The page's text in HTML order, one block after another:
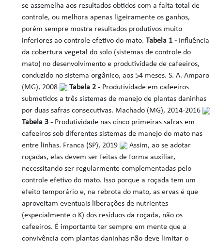
se assemelha aos resultados obtidos com a falta total de
controle, ou melhora apenas ligeiramente os ganhos,
porém sempre mostra resultados produtivos muito
inferiores ao controle efetivo do mato.Tabela 1 - Influência
da cobertura vegetal do solo (sistemas de controle do
mato) no desenvolvimento e produtividade de cafeeiros,
conduzido no sistema orgânico, aos 54 meses. S. A. Amparo
(MG), 2008
Tabela 2 - Produtividade em cafeeiros
submetidos a três sistemas de manejo de plantas daninhas
por duas safras consecutivas. Machado (MG), 2014-2016
Tabela 3 - Produtividade nas cinco primeiras safras em
cafeeiros sob diferentes sistemas de manejo do mato nas
entre linhas. Franca (SP), 2019
Assim, ao se adotar
roçadas, elas devem ser feitas de forma auxiliar,
necessitando ser regularmente complementadas pelo
controle efetivo do mato. Isso porque a roçada tem um
efeito temporário e, na rebrota do mato, as ervas é que
aproveitam eventuais liberações de nutrientes
(especialmente o K) dos resíduos da roçada, não os
cafeeiros. É importante ter sempre em mente que a
convivência com plantas daninhas não deve limitar o